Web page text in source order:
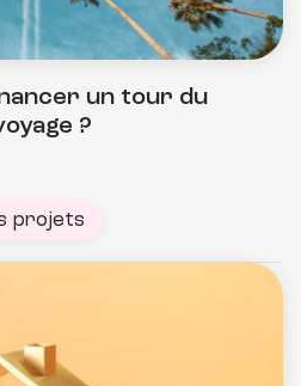
un tour du
?
projets